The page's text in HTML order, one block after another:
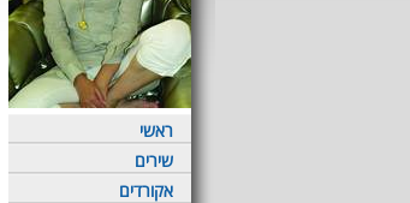
ראשי
שירים
אקורדים